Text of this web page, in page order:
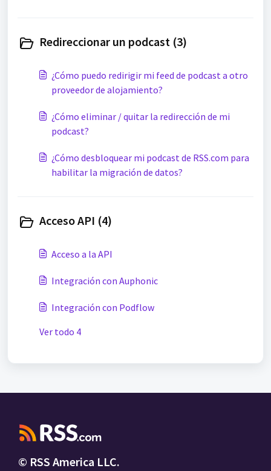
Redireccionar un podcast (3)
¿Cómo puedo redirigir mi feed de podcast a otro
proveedor de alojamiento?
¿Cómo eliminar / quitar la redirección de mi
podcast?
¿Cómo desbloquear mi podcast de RSS.com para
habilitar la migración de datos?
Acceso API (4)
Acceso a la API
Integración con Auphonic
Integración con Podflow
Ver todo 4
© RSS America LLC.